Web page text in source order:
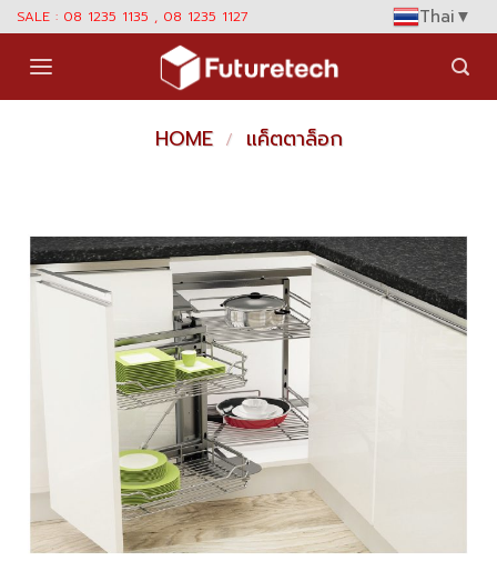
Skip
content
SALE : 08 1235 1135 , 08 1235 1127 Thai▼
HOME / แค็ตตาล็อก